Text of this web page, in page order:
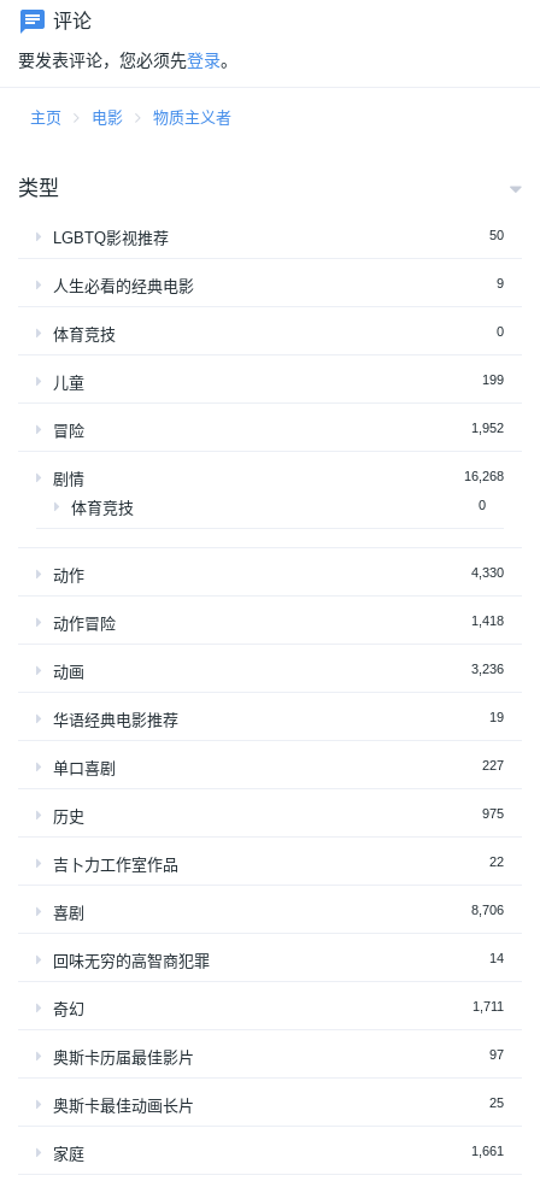
评论
要发表评论，您必须先登录。
主页 电影 物质主义者
类型
LGBTQ影视推荐 50
人生必看的经典电影 9
体育竞技 0
儿童 199
冒险 1,952
剧情 16,268
体育竞技 0
动作 4,330
动作冒险 1,418
动画 3,236
华语经典电影推荐 19
单口喜剧 227
历史 975
吉卜力工作室作品 22
喜剧 8,706
回味无穷的高智商犯罪 14
奇幻 1,711
奥斯卡历届最佳影片 97
奥斯卡最佳动画长片 25
家庭 1,661